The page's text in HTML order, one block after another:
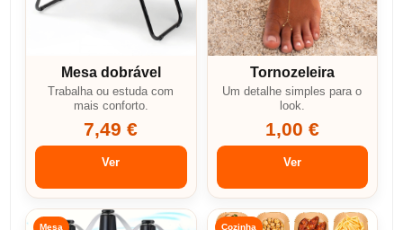
Mesa dobrável
Trabalha ou estuda com
mais conforto.
7,49 €
Ver
Tornozeleira
Um detalhe simples para o
look.
1,00 €
Ver
Mesa Cozinha